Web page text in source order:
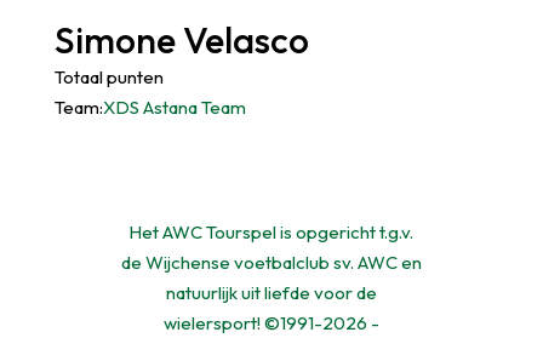
Simone Velasco
Totaal punten
Team:XDS Astana Team
Het AWC Tourspel is opgericht t.g.v.
de Wijchense voetbalclub sv. AWC en
natuurlijk uit liefde voor de
wielersport! ©1991-2026 -